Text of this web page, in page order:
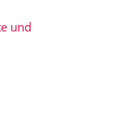
und